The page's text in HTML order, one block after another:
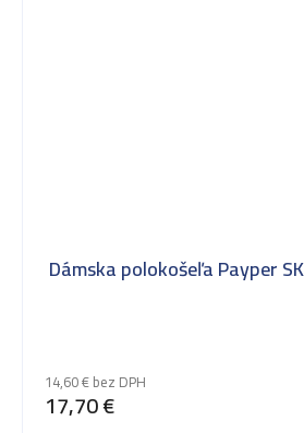
Dámska polokošeľa Payper
14,60 € bez DPH
17,70 €